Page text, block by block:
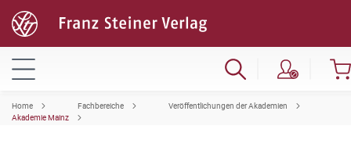
Home Fachbereiche
Veröffentlichungen der Akademien
Akademie Mainz